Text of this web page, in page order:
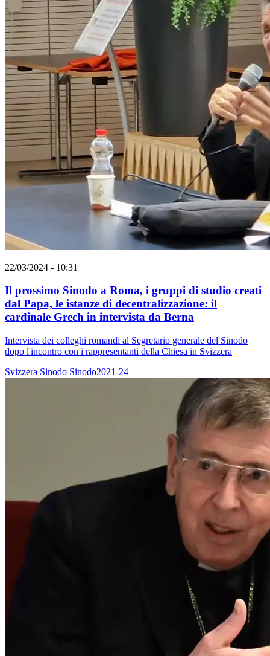
22/03/2024 - 10:31
Il prossimo Sinodo a Roma, i gruppi di studio creati
dal Papa, le istanze di decentralizzazione: il
cardinale Grech in intervista da Berna
Intervista dei colleghi romandi al Segretario generale del Sinodo
dopo l'incontro con i rappresentanti della Chiesa in Svizzera
Svizzera Sinodo Sinodo2021-24